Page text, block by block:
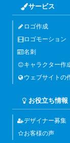
サービス
ロゴ作成
ロゴモーション
名刺
キャラクター作
ウェブサイトの
お役立ち情報
デザイナー募集
お客様の声